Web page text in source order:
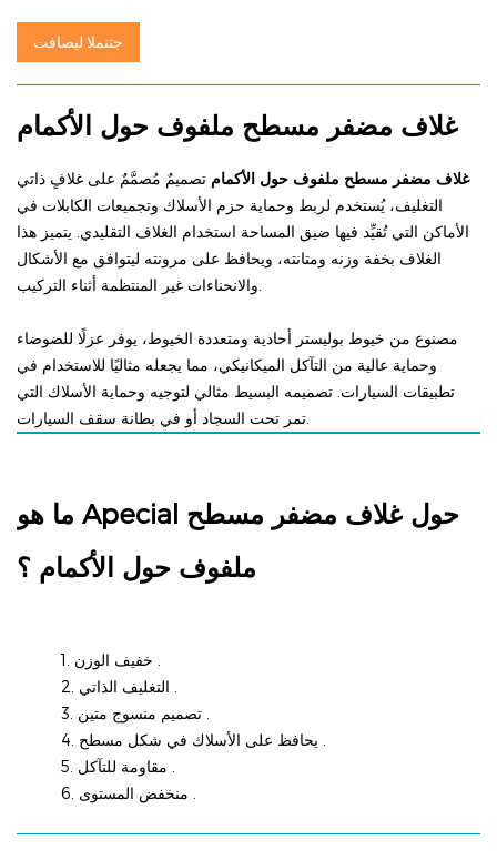
جتنملا ليصافت
غلاف مضفر مسطح ملفوف حول الأكمام
غلاف مضفر مسطح ملفوف حول الأكمام تصميمٌ مُصمَّمٌ على غلافٍ ذاتي
التغليف، يُستخدم لربط وحماية حزم الأسلاك وتجميعات الكابلات في
الأماكن التي تُقيِّد فيها ضيق المساحة استخدام الغلاف التقليدي. يتميز هذا
الغلاف بخفة وزنه ومتانته، ويحافظ على مرونته ليتوافق مع الأشكال
مصنوع من خيوط بوليستر أحادية ومتعددة الخيوط، يوفر عزلًا للضوضاء
وحماية عالية من التآكل الميكانيكي، مما يجعله مثاليًا للاستخدام في
تطبيقات السيارات. تصميمه البسيط مثالي لتوجيه وحماية الأسلاك التي
ما هو Apecial حول غلاف مضفر مسطح
ملفوف حول الأكمام ؟